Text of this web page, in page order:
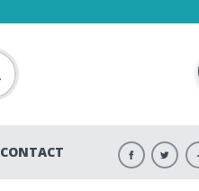
CONTACT